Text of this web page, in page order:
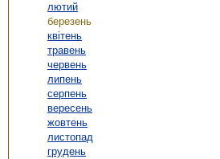
лютий
березень
квітень
травень
червень
липень
серпень
вересень
жовтень
листопад
грудень